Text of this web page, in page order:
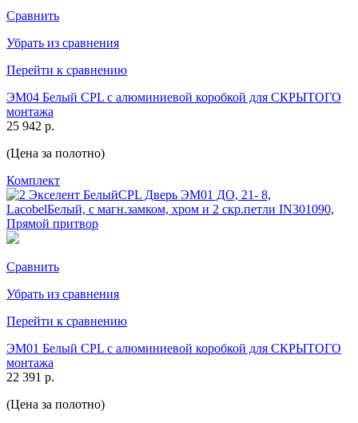
Сравнить
Убрать из сравнения
Перейти к сравнению
ЭМ04 Белый CPL с алюминиевой коробкой для СКРЫТОГО
монтажа
25 942 р.
(Цена за полотно)
Комплект
Сравнить
Убрать из сравнения
Перейти к сравнению
ЭМ01 Белый CPL с алюминиевой коробкой для СКРЫТОГО
монтажа
22 391 р.
(Цена за полотно)